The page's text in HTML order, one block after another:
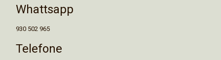
Whattsapp
930 502 965
Telefone